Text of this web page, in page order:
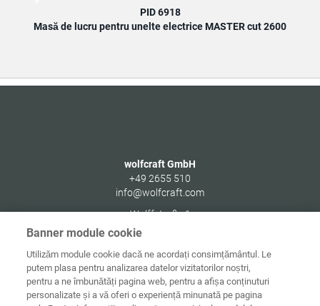
PID 6918
Masă de lucru pentru unelte electrice MASTER cut 2600
wolfcraft GmbH
+49 2655 510
info@wolfcraft.com
Wolffstraße 1
56746
Banner module cookie
Utilizăm module cookie dacă ne acordați consimțământul. Le
putem plasa pentru analizarea datelor vizitatorilor noștri,
pentru a ne îmbunătăți pagina web, pentru a afișa conținuturi
personalizate și a vă oferi o experiență minunată pe pagina